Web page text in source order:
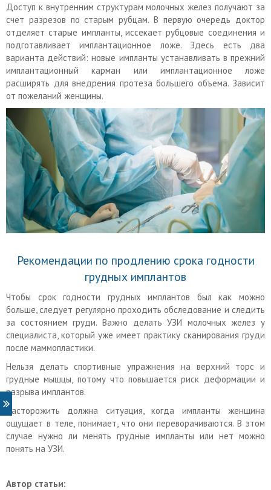
Доступ к внутренним структурам молочных желез получают за
счет разрезов по старым рубцам. В первую очередь доктор
отделяет старые импланты, иссекает рубцовые соединения и
подготавливает имплантационное ложе. Здесь есть два
варианта действий: новые импланты устанавливать в прежний
имплантационный карман или имплантационное ложе
расширять для внедрения протеза большего объема. Зависит
от пожеланий женщины.
Рекомендации по продлению срока годности
грудных имплантов
Чтобы срок годности грудных имплантов был как можно
больше, следует регулярно проходить обследование и следить
за состоянием груди. Важно делать УЗИ молочных желез у
специалиста, который уже имеет практику сканирования груди
после маммопластики.
Нельзя делать спортивные упражнения на верхний торс и
грудные мышцы, потому что повышается риск деформации и
разрыва имплантов.
Насторожить должна ситуация, когда импланты женщина
ощущает в теле, понимает, что они переворачиваются. В этом
случае нужно ли менять грудные импланты или нет можно
понять на УЗИ.
Автор статьи: